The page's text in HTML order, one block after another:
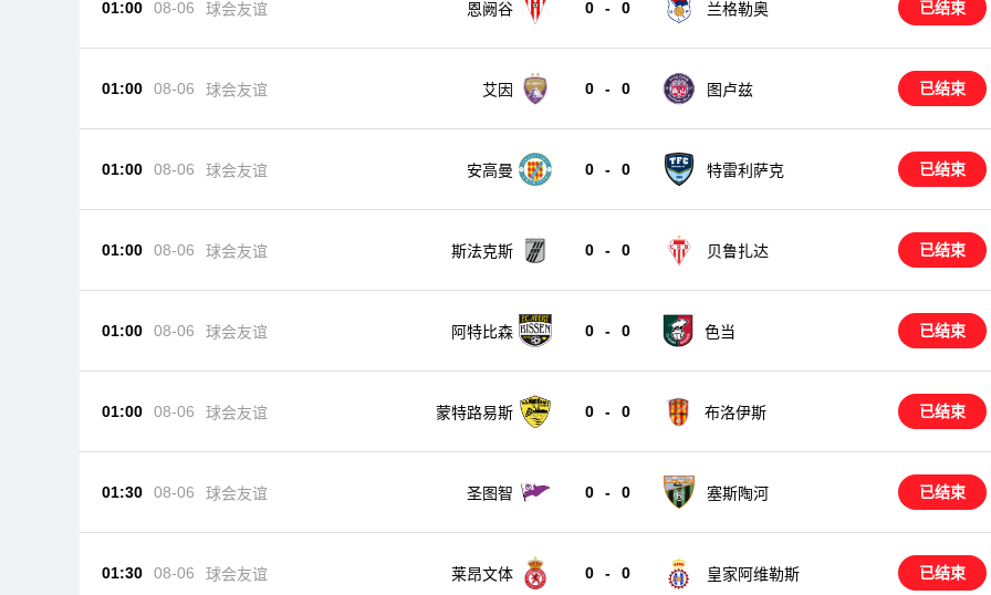
01:00 08-06 球会友谊 恩阙谷 0 - 0 兰格勒奥 已结束
01:00 08-06 球会友谊 艾因 0 - 0 图卢兹 已结束
01:00 08-06 球会友谊 安高曼 0 - 0 特雷利萨克 已结束
01:00 08-06 球会友谊 斯法克斯 0 - 0 贝鲁扎达 已结束
01:00 08-06 球会友谊 阿特比森 0 - 0 色当 已结束
01:00 08-06 球会友谊 蒙特路易斯 0 - 0 布洛伊斯 已结束
01:30 08-06 球会友谊 圣图智 0 - 0 塞斯陶河 已结束
01:30 08-06 球会友谊 莱昂文体 0 - 0 皇家阿维勒斯 已结束